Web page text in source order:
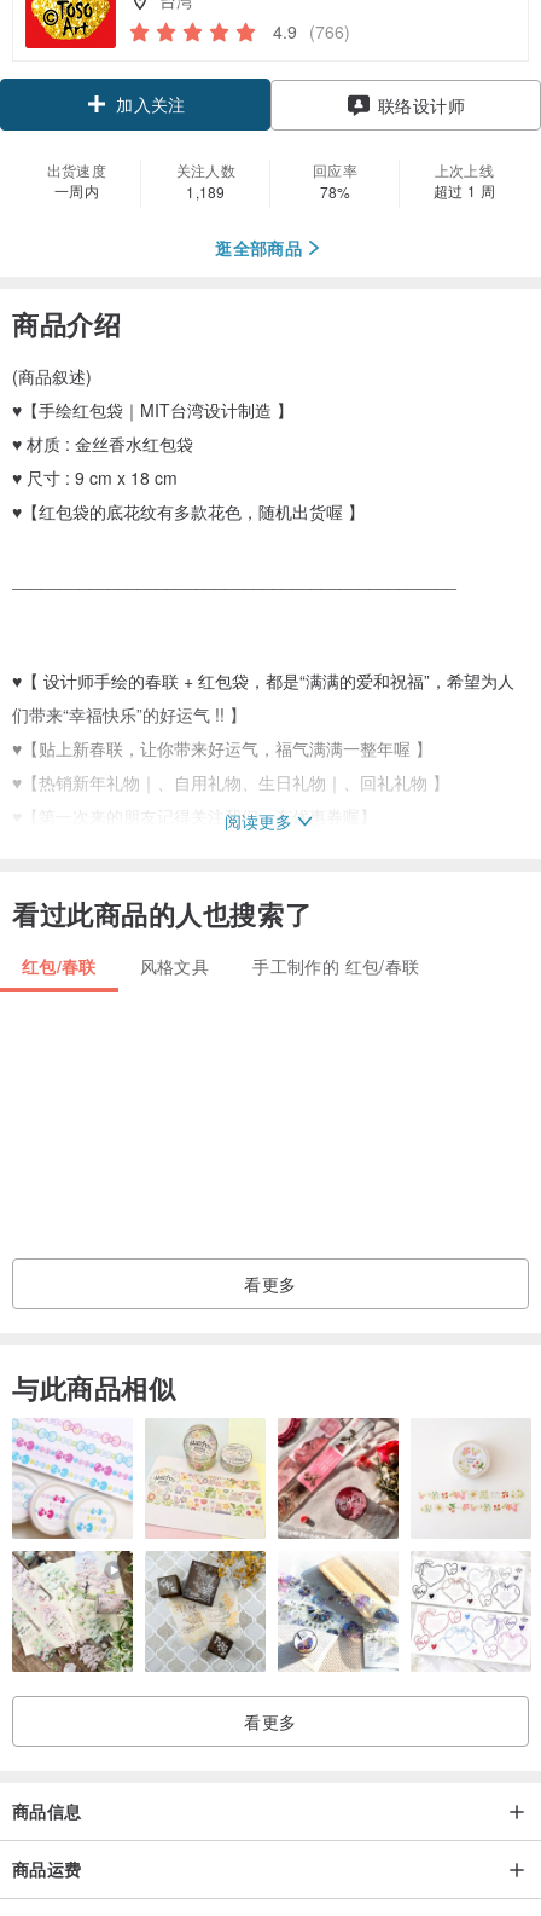
4.9 (766)
加入关注 联络设计师
出货速度
一周内
关注人数
1,189
回应率
78%
上次上线
超过 1 周
逛全部商品
商品介绍
(商品叙述)
♥【手绘红包袋｜MIT台湾设计制造 】
♥ 材质 : 金丝香水红包袋
♥ 尺寸 : 9 cm x 18 cm
♥【红包袋的底花纹有多款花色，随机出货喔 】
♥【 设计师手绘的春联 + 红包袋，都是“满满的爱和祝福”，希望为人
们带来“幸福快乐”的好运气 !! 】
♥【贴上新春联，让你带来好运气，福气满满一整年喔 】
♥【热销新年礼物｜、自用礼物、生日礼物｜、回礼礼物 】
♥【第一次来的朋友记得关注我们，有优惠券喔】
♥【 注意事项 】:
♥ ♥ ♥ ♥ ♥ ♥ ♥ ♥ ♥ ♥ ♥ ♥ ♥ ♥ ♥ ♥ ♥ ♥ ♥ ♥ TOSO Art ♥ ♥ ♥ ♥ ♥ ♥
阅读更多
看过此商品的人也搜索了
红包/春联 风格文具 手工制作的 红包/春联
看更多
与此商品相似
看更多
商品信息
商品运费